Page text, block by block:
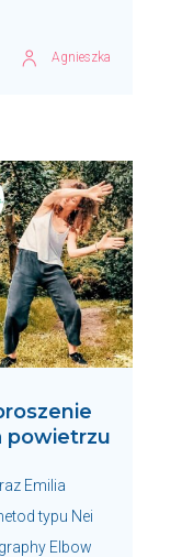
Agnieszka
powietrzu
Emilia
typu Nei
Elbow